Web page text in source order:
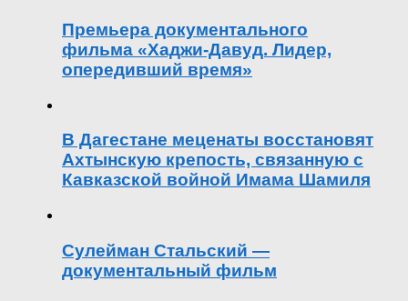
Премьера документального
фильма «Хаджи-Давуд. Лидер,
опередивший время»
В Дагестане меценаты восстановят
Ахтынскую крепость, связанную с
Кавказской войной Имама Шамиля
Сулейман Стальский —
документальный фильм